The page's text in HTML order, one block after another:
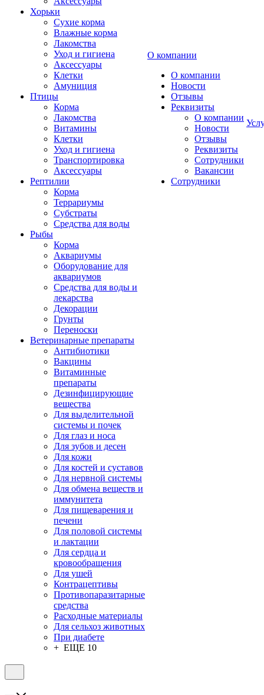
Хорьки
Сухие корма
Влажные корма
Лакомства
Уход и гигиена
Аксессуары
Клетки
Амуниция
Птицы
Корма
Лакомства
Витамины
Клетки
Уход и гигиена
Транспортировка
Аксессуары
Рептилии
Корма
Террариумы
Субстраты
Средства для воды
Рыбы
Корма
Аквариумы
Оборудование для
аквариумов
Средства для воды и
лекарства
Декорации
Грунты
Переноски
Ветеринарные препараты
Антибиотики
Вакцины
Витаминные
препараты
Дезинфицирующие
вещества
Для выделительной
системы и почек
Для глаз и носа
Для зубов и десен
Для кожи
Для костей и суставов
Для нервной системы
Для обмена веществ и
иммунитета
Для пищеварения и
печени
Для половой системы
и лактации
Для сердца и
кровообращения
Для ушей
Контрацептивы
Противопаразитарные
средства
Расходные материалы
Для сельхоз животных
При диабете
+ ЕЩЕ 10
О компании
О компании
Новости
Отзывы
Реквизиты
О компании
Новости
Отзывы
Реквизиты
Сотрудники
Вакансии
Сотрудники